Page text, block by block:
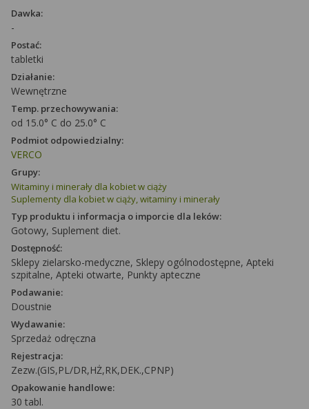
Dawka:
-
Postać:
tabletki
Działanie:
Wewnętrzne
Temp. przechowywania:
od 15.0° C do 25.0° C
Podmiot odpowiedzialny:
VERCO
Grupy:
Witaminy i minerały dla kobiet w ciąży
Suplementy dla kobiet w ciąży, witaminy i minerały
Typ produktu i informacja o imporcie dla leków:
Gotowy, Suplement diet.
Dostępność:
Sklepy zielarsko-medyczne, Sklepy ogólnodostępne, Apteki
szpitalne, Apteki otwarte, Punkty apteczne
Podawanie:
Doustnie
Wydawanie:
Sprzedaż odręczna
Rejestracja:
Zezw.(GIS,PL/DR,HŻ,RK,DEK.,CPNP)
Opakowanie handlowe:
30 tabl.